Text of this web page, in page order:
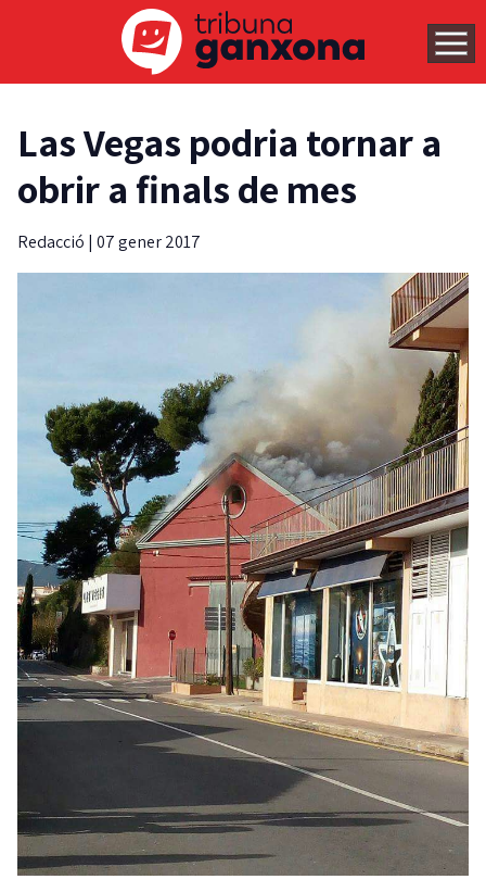
Las Vegas podria tornar a
obrir a finals de mes
Redacció | 07 gener 2017